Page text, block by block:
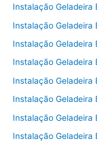
Instalação Geladeira
Instalação Geladeira
Instalação Geladeira
Instalação Geladeira
Instalação Geladeira
Instalação Geladeira
Instalação Geladeira
Instalação Geladeira